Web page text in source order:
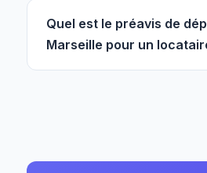
Quel est le préavis de
Marseille pour un